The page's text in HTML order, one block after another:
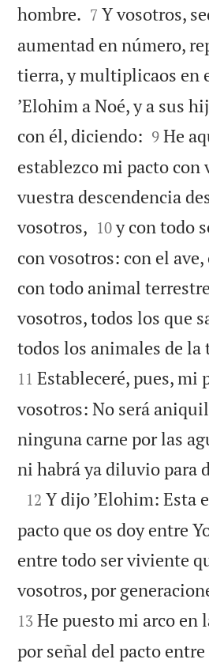
hombre. 

7 Y vosotros,
aumentad en número,
tierra, y multiplicaos en
’Elohim a Noé, y a sus
con él, diciendo: 

9 He
establezco mi pacto con
vuestra descendencia
vosotros, 

10 y con todo
con vosotros: con el
con todo animal
vosotros, todos los que
todos los animales de la
11 Estableceré, pues, mi
vosotros: No será
ninguna carne por las
ni habrá ya diluvio para

12 Y dijo ’Elohim: Esta
pacto que os doy entre
entre todo ser viviente
vosotros, por
13 He puesto mi arco en
por señal del pacto